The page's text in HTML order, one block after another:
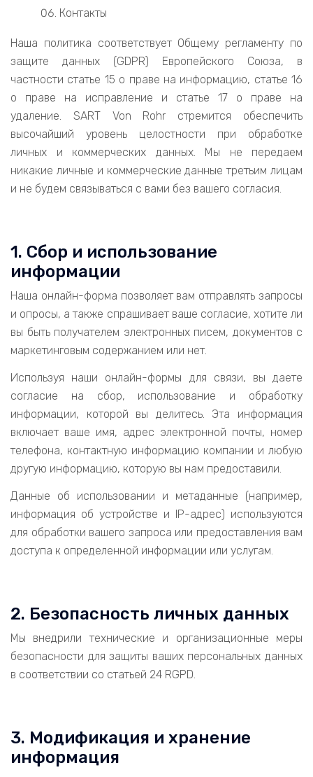
Контакты
Наша политика соответствует Общему регламенту по
защите данных (GDPR) Европейского Союза, в
частности статье 15 о праве на информацию, статье 16
о праве на исправление и статье 17 о праве на
удаление. SART Von Rohr стремится обеспечить
высочайший уровень целостности при обработке
личных и коммерческих данных. Мы не передаем
никакие личные и коммерческие данные третьим лицам
и не будем связываться с вами без вашего согласия.
1. Сбор и использование
информации
Наша онлайн-форма позволяет вам отправлять запросы
и опросы, а также спрашивает ваше согласие, хотите ли
вы быть получателем электронных писем, документов с
маркетинговым содержанием или нет.
Используя наши онлайн-формы для связи, вы даете
согласие на сбор, использование и обработку
информации, которой вы делитесь. Эта информация
включает ваше имя, адрес электронной почты, номер
телефона, контактную информацию компании и любую
другую информацию, которую вы нам предоставили.
Данные об использовании и метаданные (например,
информация об устройстве и IP-адрес) используются
для обработки вашего запроса или предоставления вам
доступа к определенной информации или услугам.
2. Безопасность личных данных
Мы внедрили технические и организационные меры
безопасности для защиты ваших персональных данных
в соответствии со статьей 24 RGPD.
3. Модификация и хранение
информация